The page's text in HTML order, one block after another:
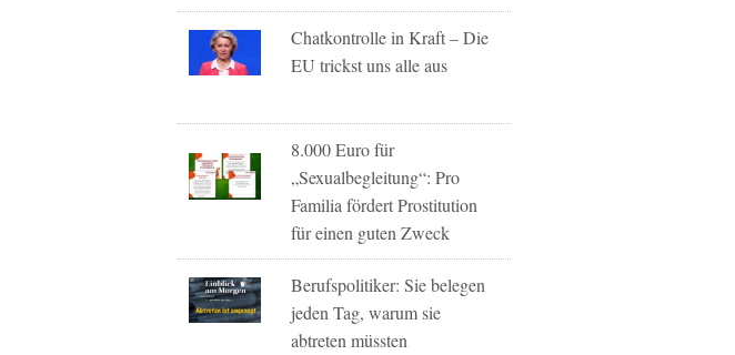
Chatkontrolle in Kraft – Die
EU trickst uns alle aus
8.000 Euro für
„Sexualbegleitung“: Pro
Familia fördert Prostitution
für einen guten Zweck
Berufspolitiker: Sie belegen
jeden Tag, warum sie
abtreten müssten